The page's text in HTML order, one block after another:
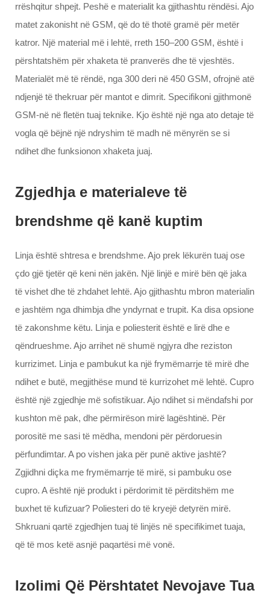
rrëshqitur shpejt. Peshë e materialit ka gjithashtu rëndësi. Ajo
matet zakonisht në GSM, që do të thotë gramë për metër
katror. Një material më i lehtë, rreth 150–200 GSM, është i
përshtatshëm për xhaketa të pranverës dhe të vjeshtës.
Materialët më të rëndë, nga 300 deri në 450 GSM, ofrojnë atë
ndjenjë të thekruar për mantot e dimrit. Specifikoni gjithmonë
GSM-në në fletën tuaj teknike. Kjo është një nga ato detaje të
vogla që bëjnë një ndryshim të madh në mënyrën se si
ndihet dhe funksionon xhaketa juaj.
Zgjedhja e materialeve të
brendshme që kanë kuptim
Linja është shtresa e brendshme. Ajo prek lëkurën tuaj ose
çdo gjë tjetër që keni nën jakën. Një linjë e mirë bën që jaka
të vishet dhe të zhdahet lehtë. Ajo gjithashtu mbron materialin
e jashtëm nga dhimbja dhe yndyrnat e trupit. Ka disa opsione
të zakonshme këtu. Linja e poliesterit është e lirë dhe e
qëndrueshme. Ajo arrihet në shumë ngjyra dhe reziston
kurrizimet. Linja e pambukut ka një frymëmarrje të mirë dhe
ndihet e butë, megjithëse mund të kurrizohet më lehtë. Cupro
është një zgjedhje më sofistikuar. Ajo ndihet si mëndafshi por
kushton më pak, dhe përmirëson mirë lagështinë. Për
porositë me sasi të mëdha, mendoni për përdoruesin
përfundimtar. A po vishen jaka për punë aktive jashtë?
Zgjidhni diçka me frymëmarrje të mirë, si pambuku ose
cupro. A është një produkt i përdorimit të përditshëm me
buxhet të kufizuar? Poliesteri do të kryejë detyrën mirë.
Shkruani qartë zgjedhjen tuaj të linjës në specifikimet tuaja,
që të mos ketë asnjë paqartësi më vonë.
Izolimi Që Përshtatet Nevojave Tua